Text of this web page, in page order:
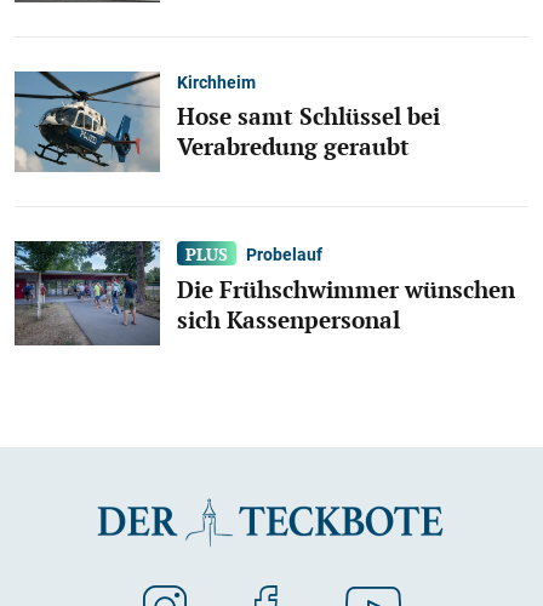
Kirchheim
Hose samt Schlüssel bei
Verabredung geraubt
Probelauf
Die Frühschwimmer wünschen
sich Kassenpersonal